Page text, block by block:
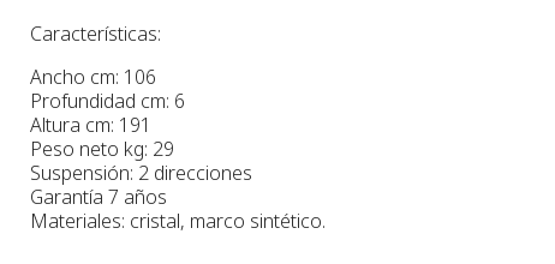
Características:
Ancho cm: 106
Profundidad cm: 6
Altura cm: 191
Peso neto kg: 29
Suspensión: 2 direcciones
Garantía 7 años
Materiales: cristal, marco sintético.